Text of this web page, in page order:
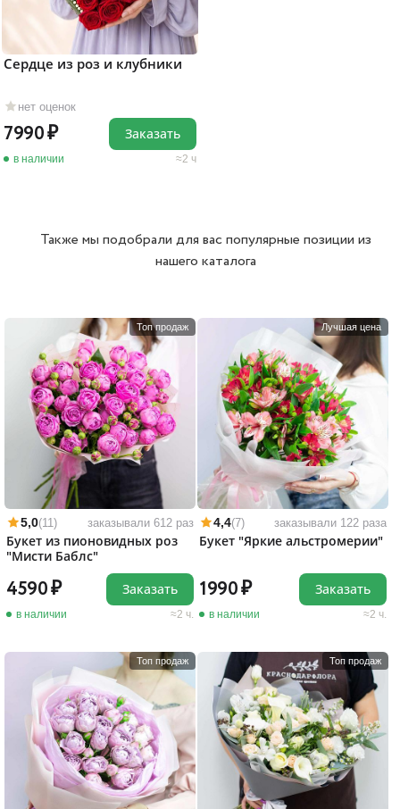
нет оценок
Сердце из роз и клубники
7990
в наличии 2 ч
Заказать
Также мы подобрали для вас популярные позиции из
нашего каталога
Топ продаж
5,0(11) заказывали 612 раз
Букет из пионовидных роз
"Мисти Баблс"
4590
в наличии 2 ч.
Заказать
Лучшая цена
4,4(7) заказывали 122 раза
Букет "Яркие альстромерии"
1990
в наличии 2 ч.
Заказать
Топ продаж Топ продаж